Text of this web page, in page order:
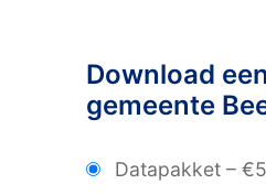
Download
gemeente
Datapakket –